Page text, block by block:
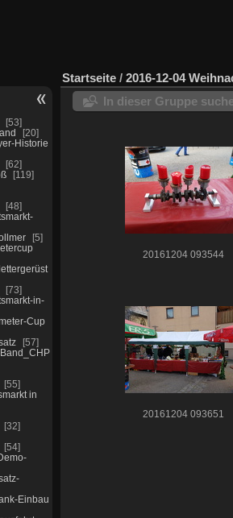
53
20
Historie
62
119
48
5
73
in-
Cup
57
55
in
32
54
Einbau
Startseite / 2016-12-04
In dieser Gruppe
20161204 093544
20161204 093651